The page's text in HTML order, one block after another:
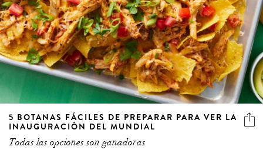
5 BOTANAS FÁCILES DE PREPARAR PARA VER LA
INAUGURACIÓN DEL MUNDIAL
Todas las opciones son ganadoras